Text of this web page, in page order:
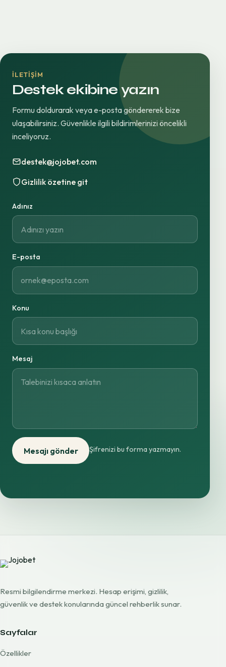
İLETIŞIM
Destek ekibine yazın
Formu doldurarak veya e-posta göndererek bize
ulaşabilirsiniz. Güvenlikle ilgili bildirimlerinizi öncelikli
inceliyoruz.
destek@jojobet.com
Gizlilik özetine git
Adınız
E-posta
Konu
Mesaj
Mesajı gönder Şifrenizi bu forma yazmayın.
Resmi bilgilendirme merkezi. Hesap erişimi, gizlilik,
güvenlik ve destek konularında güncel rehberlik sunar.
Sayfalar
Özellikler